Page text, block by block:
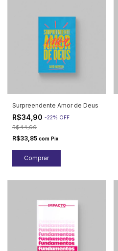
Surpreendente Amor de Deus
R$34,90 -22% OFF
R$44,90
R$33,85 com Pix